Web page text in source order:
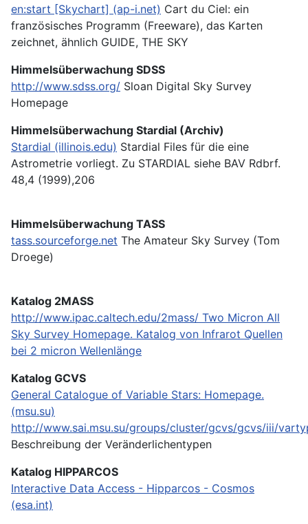
en:start [Skychart] (ap-i.net) Cart du Ciel: ein
französisches Programm (Freeware), das Karten
zeichnet, ähnlich GUIDE, THE SKY
Himmelsüberwachung SDSS
http://www.sdss.org/ Sloan Digital Sky Survey
Homepage
Himmelsüberwachung Stardial (Archiv)
Stardial (illinois.edu) Stardial Files für die eine
Astrometrie vorliegt. Zu STARDIAL siehe BAV Rdbrf.
48,4 (1999),206
Himmelsüberwachung TASS
tass.sourceforge.net The Amateur Sky Survey (Tom
Droege)
Katalog 2MASS
http://www.ipac.caltech.edu/2mass/ Two Micron All
Sky Survey Homepage. Katalog von Infrarot Quellen
bei 2 micron Wellenlänge
Katalog GCVS
General Catalogue of Variable Stars: Homepage.
(msu.su)
http://www.sai.msu.su/groups/cluster/gcvs/gcvs/iii/
Beschreibung der Veränderlichentypen
Katalog HIPPARCOS
Interactive Data Access - Hipparcos - Cosmos
(esa.int)